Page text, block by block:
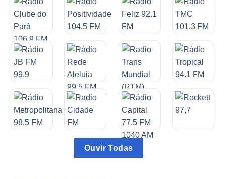
Ouvir Todas